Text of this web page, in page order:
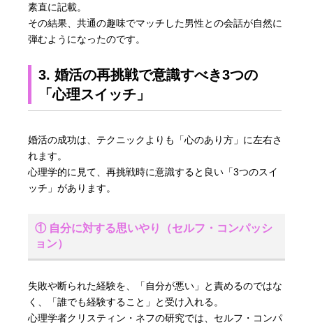
素直に記載。
その結果、共通の趣味でマッチした男性との会話が自然に
弾むようになったのです。
3. 婚活の再挑戦で意識すべき3つの
「心理スイッチ」
婚活の成功は、テクニックよりも「心のあり方」に左右さ
れます。
心理学的に見て、再挑戦時に意識すると良い「3つのスイ
ッチ」があります。
① 自分に対する思いやり（セルフ・コンパッシ
ョン）
失敗や断られた経験を、「自分が悪い」と責めるのではな
く、「誰でも経験すること」と受け入れる。
心理学者クリスティン・ネフの研究では、セルフ・コンパ